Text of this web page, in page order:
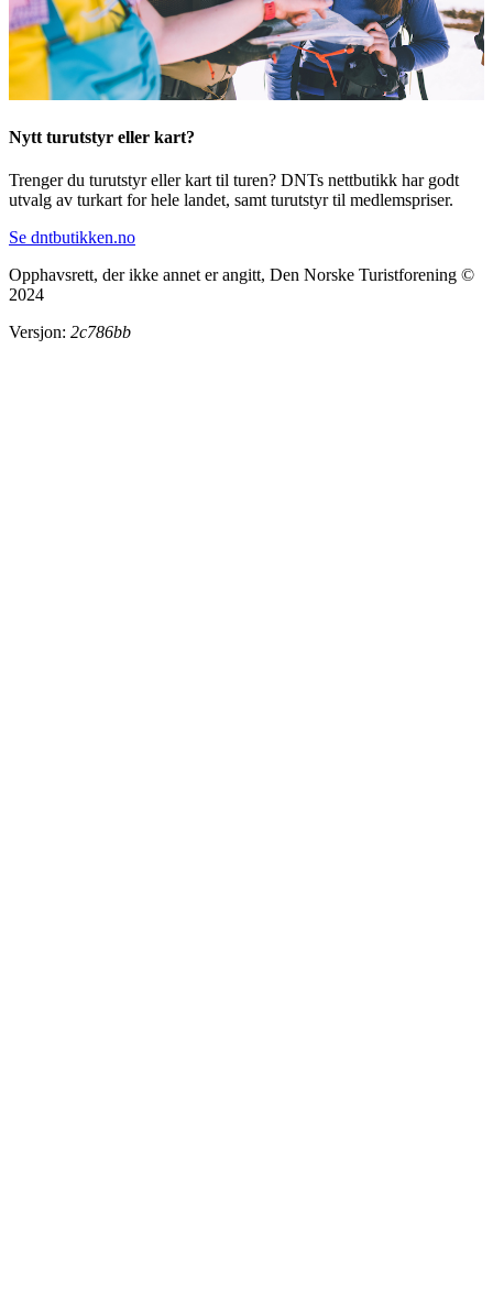
Nytt turutstyr eller kart?
Trenger du turutstyr eller kart til turen? DNTs nettbutikk har godt
utvalg av turkart for hele landet, samt turutstyr til medlemspriser.
Se dntbutikken.no
Opphavsrett, der ikke annet er angitt, Den Norske Turistforening ©
2024
Versjon: 2c786bb